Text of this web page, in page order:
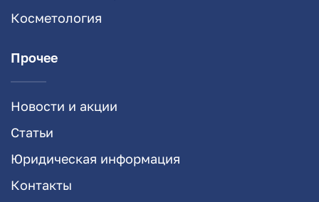
Косметология
Прочее
Новости и акции
Статьи
Юридическая информация
Контакты